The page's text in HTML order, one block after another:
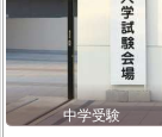
中学受験